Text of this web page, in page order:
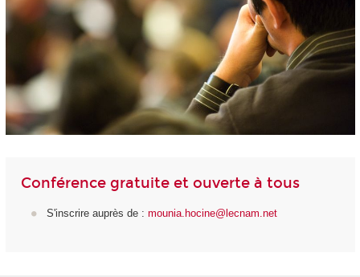
Conférence gratuite et ouverte à tous
S'inscrire auprès de : mounia.hocine@lecnam.net